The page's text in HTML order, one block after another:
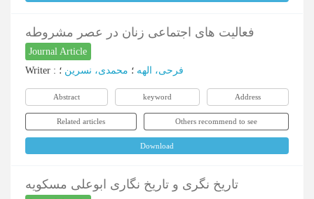
فعالیت های اجتماعی زنان در عصر مشروطه
Journal Article
Writer : فرحی، الهه ؛ محمدی، نسرین ؛
Abstract keyword Address
Related articles Others recommend to see
Download
تاریخ نگری و تاریخ نگاری ابوعلی مسکویه